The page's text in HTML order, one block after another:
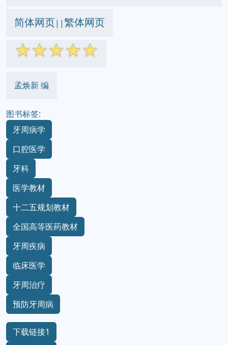
简体网页||繁体网页
☆☆☆☆☆
孟焕新 编
图书标签:
牙周病学
口腔医学
牙科
医学教材
十二五规划教材
全国高等医药教材
牙周疾病
临床医学
牙周治疗
预防牙周病
下载链接1